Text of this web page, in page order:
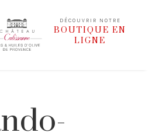
DÉCOUVRIR NOTRE
BOUTIQUE EN
LIGNE